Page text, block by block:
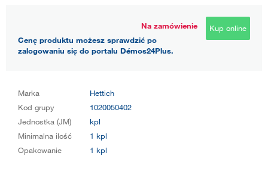
Na zamówienie
Cenę produktu możesz sprawdzić po
zalogowaniu się do portalu Démos24Plus.
Kup online
Marka
Hettich
Kod grupy
1020050402
Jednostka (JM)
kpl
Minimalna ilość
1 kpl
Opakowanie
1 kpl